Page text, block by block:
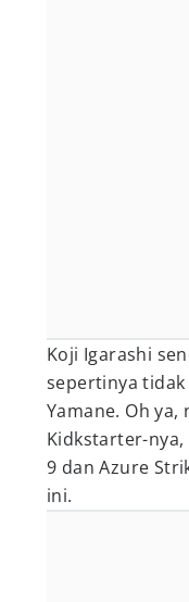
Koji Igarashi
sepertinya
Yamane. Oh
Kidkstarter-
9 dan Azure
ini.